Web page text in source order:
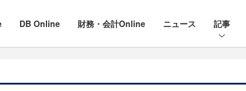
DB Online 財務・会計Online ニュース 記事